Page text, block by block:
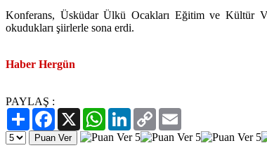
Konferans, Üsküdar Ülkü Ocakları Eğitim ve Kültür
okudukları şiirlerle sona erdi.
Haber Hergün
PAYLAŞ :
PaylaşFacebook
X WhatsAppLinkedIn
Copy
Link